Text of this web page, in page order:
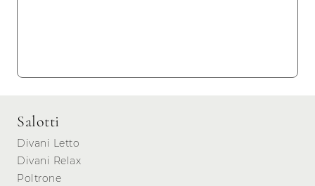
Salotti
Divani Letto
Divani Relax
Poltrone